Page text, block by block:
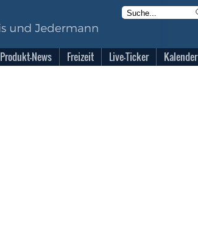
Produkt-News Freizeit Live-Ticker Kalender